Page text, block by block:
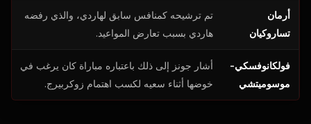
أرمان
تساروكيان
تم ترشيحه كمنافس سابق لهاردي، والذي رفضه
هاردي بسبب تعارض المواعيد.
فولكانوفسكي-
موسوميتشي
أشار جونز إلى ذلك باعتباره مباراة كان يرغب في
خوضها أثناء سعيه لكسب اهتمام زوكربيرج.